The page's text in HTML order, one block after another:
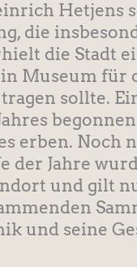
Hetjens
die
die Stadt
Museum für
sollte.
erben. Noch
der Jahre
und gilt
und seine